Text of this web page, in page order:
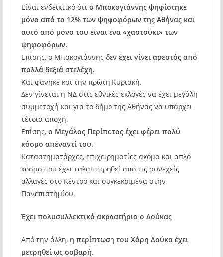
Είναι ενδεικτικό ότι ο Μπακογιάννης ψηφίστηκε
μόνο από το 12% των ψηφοφόρων της Αθήνας και
αυτό από μόνο του είναι ένα «χαστούκι» των
ψηφοφόρων.
Επίσης, ο Μπακογιάννης δεν έχει γίνει αρεστός από
πολλά δεξιά στελέχη.
Και φάνηκε και την πρώτη Κυριακή.
Δεν γίνεται η ΝΔ στις εθνικές εκλογές να έχει μεγάλη
συμμετοχή και για το δήμο της Αθήνας να υπάρχει
τέτοια αποχή.
Επίσης, ο Μεγάλος Περίπατος έχει φέρει πολύ
κόσμο απέναντί του.
Καταστηματάρχες, επιχειρηματίες ακόμα και απλό
κόσμο που έχει ταλαιπωρηθεί από τις συνεχείς
αλλαγές στο Κέντρο και συγκεκριμένα στην
Πανεπιστημίου.
Έχει πολυσυλλεκτικό ακροατήριο ο Δούκας
Από την άλλη, η περίπτωση του Χάρη Δούκα έχει
μετρηθεί ως σοβαρή.